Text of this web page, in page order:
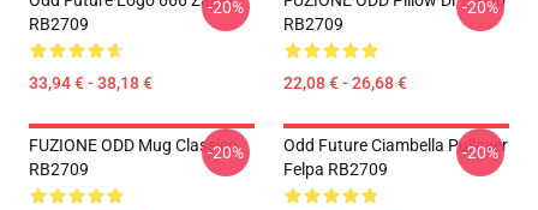
RB2709
33,94 € - 38,18 €
-20%
RB2709
22,08 € - 26,68 €
-20%
FUZIONE ODD Mug Classico
RB2709
-20%
Odd Future Ciambella Pullover
Felpa RB2709
-20%